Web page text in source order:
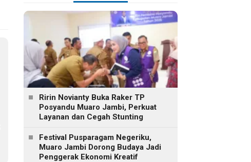
Ririn Novianty Buka Raker TP
Posyandu Muaro Jambi, Perkuat
Layanan dan Cegah Stunting
Festival Pusparagam Negeriku,
Muaro Jambi Dorong Budaya Jadi
Penggerak Ekonomi Kreatif